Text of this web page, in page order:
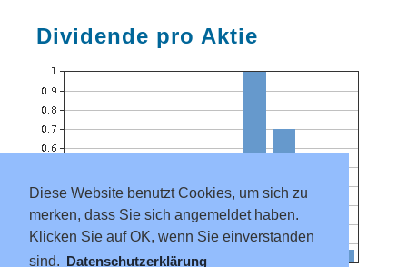
Diese Website benutzt Cookies, um sich zu
merken, dass Sie sich angemeldet haben.
Klicken Sie auf OK, wenn Sie einverstanden
sind. Datenschutzerklärung
Dividende pro Aktie